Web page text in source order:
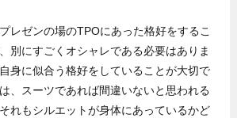
レゼンの場のTPOにあった格好をするこ
別にすごくオシャレである必要はありま
身に似合う格好をしていることが大切で
、スーツであれば間違いないと思われる
れもシルエットが身体にあっているかど